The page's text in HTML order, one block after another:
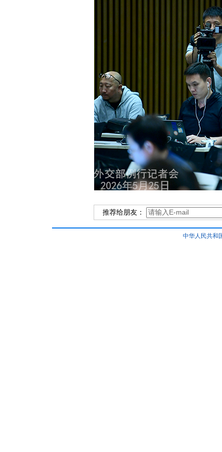
推荐给朋友：
中华人民共和